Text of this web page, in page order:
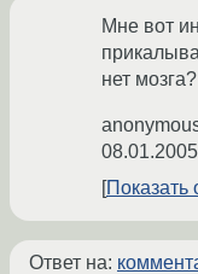
Мне вот
нет мозга?
Показать
Ответ на: